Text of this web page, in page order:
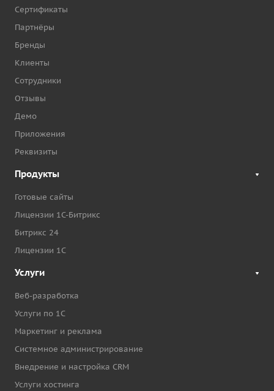
Сертификаты
Партнёры
Бренды
Клиенты
Сотрудники
Отзывы
Демо
Приложения
Реквизиты
Продукты
Готовые сайты
Лицензии 1С-Битрикс
Битрикс 24
Лицензии 1С
Услуги
Веб-разработка
Услуги по 1С
Маркетинг и реклама
Системное администрирование
Внедрение и настройка CRM
Услуги хостинга